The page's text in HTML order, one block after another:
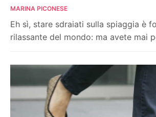
MARINA PICONESE
Eh sì, stare sdraiati sulla spiaggia è
rilassante del mondo: ma avete mai